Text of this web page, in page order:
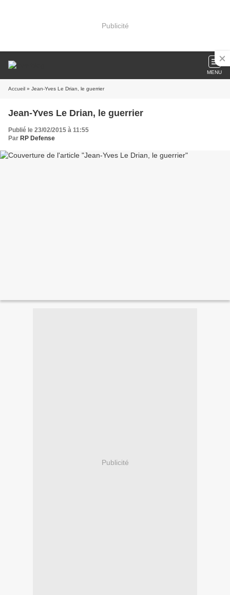
Publicité
MENU
Accueil » Jean-Yves Le Drian, le guerrier
Jean-Yves Le Drian, le guerrier
Publié le 23/02/2015 à 11:55
Par RP Defense
Publicité